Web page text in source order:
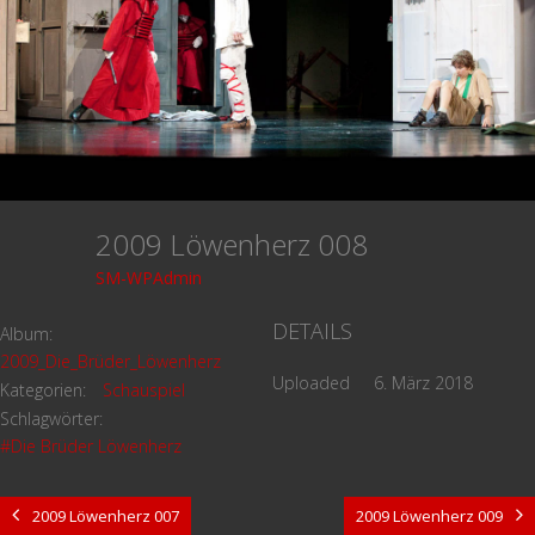
2009 Löwenherz 008
SM-WPAdmin
Album:
2009_Die_Brüder_Löwenherz
Kategorien:
Schauspiel
Schlagwörter:
#Die Brüder Löwenherz
DETAILS
Uploaded 6. März 2018
2009 Löwenherz 007 2009 Löwenherz 009